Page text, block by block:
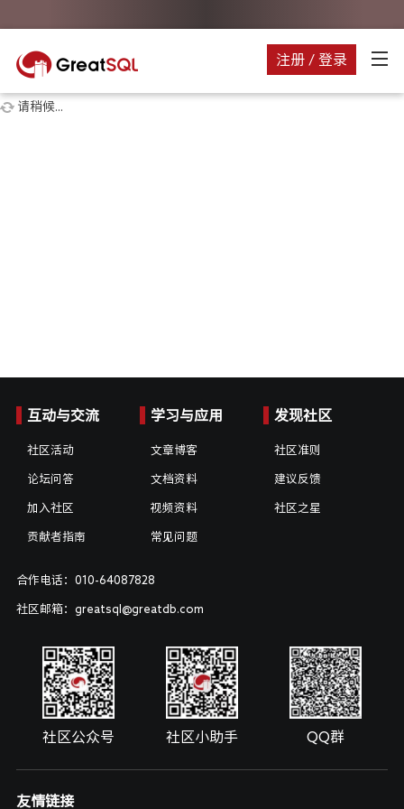
注册 / 登录
请稍候...
互动与交流
社区活动
论坛问答
加入社区
贡献者指南
学习与应用
文章博客
文档资料
视频资料
常见问题
发现社区
社区准则
建议反馈
社区之星
合作电话：010-64087828
社区邮箱：greatsql@greatdb.com
社区公众号 社区小助手 QQ群
友情链接